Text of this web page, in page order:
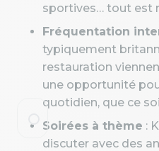
sportives… tout est
Fréquentation
typiquement
restauration
une opportunité
quotidien, que ce
Soirées à thème :
discuter avec des